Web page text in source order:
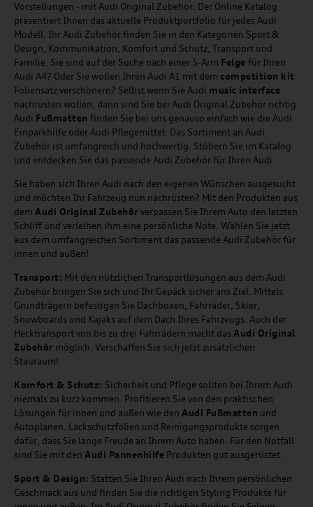
Vorstellungen - mit Audi Original Zubehör. Der Online Katalog
präsentiert Ihnen das aktuelle Produktportfolio für jedes Audi
Modell. Ihr Audi Zubehör finden Sie in den Kategorien Sport &
Design, Kommunikation, Komfort und Schutz, Transport und
Familie. Sie sind auf der Suche nach einer 5-Arm Felge für Ihren
Audi A4? Oder Sie wollen Ihren Audi A1 mit dem competition kit
Foliensatz verschönern? Selbst wenn Sie Audi music interface
nachrüsten wollen, dann sind Sie bei Audi Original Zubehör richtig.
Audi Fußmatten finden Sie bei uns genauso einfach wie die Audi
Einparkhilfe oder Audi Pflegemittel. Das Sortiment an Audi
Zubehör ist umfangreich und hochwertig. Stöbern Sie im Katalog
und entdecken Sie das passende Audi Zubehör für Ihren Audi.
Sie haben sich Ihren Audi nach den eigenen Wünschen ausgesucht
und möchten Ihr Fahrzeug nun nachrüsten? Mit den Produkten aus
dem Audi Original Zubehör verpassen Sie Ihrem Auto den letzten
Schliff und verleihen ihm eine persönliche Note. Wählen Sie jetzt
aus dem umfangreichen Sortiment das passende Audi Zubehör für
innen und außen!
Transport: Mit den nützlichen Transportlösungen aus dem Audi
Zubehör bringen Sie sich und Ihr Gepäck sicher ans Ziel. Mittels
Grundträgern befestigen Sie Dachboxen, Fahrräder, Skier,
Snowboards und Kajaks auf dem Dach Ihres Fahrzeugs. Auch der
Hecktransport von bis zu drei Fahrrädern macht das Audi Original
Zubehör möglich. Verschaffen Sie sich jetzt zusätzlichen
Stauraum!
Komfort & Schutz: Sicherheit und Pflege sollten bei Ihrem Audi
niemals zu kurz kommen. Profitieren Sie von den praktischen
Lösungen für innen und außen wie den Audi Fußmatten und
Autoplanen. Lackschutzfolien und Reinigungsprodukte sorgen
dafür, dass Sie lange Freude an Ihrem Auto haben. Für den Notfall
sind Sie mit den Audi Pannenhilfe Produkten gut ausgerüstet.
Sport & Design: Statten Sie Ihren Audi nach Ihrem persönlichen
Geschmack aus und finden Sie die richtigen Styling Produkte für